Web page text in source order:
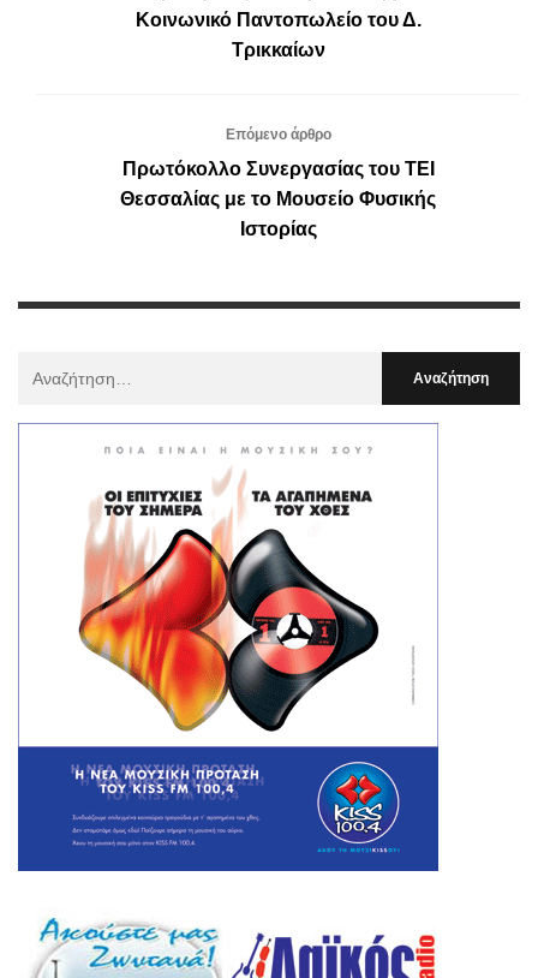
Κοινωνικό Παντοπωλείο του Δ.
Τρικκαίων
Επόμενο άρθρο
Πρωτόκολλο Συνεργασίας του ΤΕΙ
Θεσσαλίας με το Μουσείο Φυσικής
Ιστορίας
: